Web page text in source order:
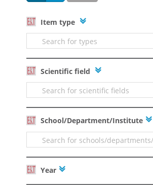
Item type
Scientific field
School/Department/Institute
Year